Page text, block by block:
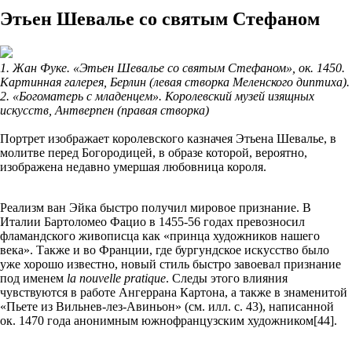
Этьен Шевалье со святым Стефаном
1. Жан Фуке. «Этьен Шевалье со святым Стефаном», ок. 1450.
Картинная галерея, Берлин (левая створка Меленского диптиха).
2. «Богоматерь с младенцем». Королевский музей изящных
искусств, Антверпен (правая створка)
Портрет изображает королевского казначея Этьена Шевалье, в
молитве перед Богородицей, в образе которой, вероятно,
изображена недавно умершая любовница короля.
Реализм ван Эйка быстро получил мировое признание. В
Италии Бартоломео Фацио в 1455-56 годах превозносил
фламандского живописца как «принца художников нашего
века». Также и во Франции, где бургундское искусство было
уже хорошо известно, новый стиль быстро завоевал признание
под именем la nouvelle pratique. Следы этого влияния
чувствуются в работе Ангеррана Картона, а также в знаменитой
«Пьете из Вильнев-лез-Авиньон» (см. илл. с. 43), написанной
ок. 1470 года анонимным южнофранцузским художником[44].